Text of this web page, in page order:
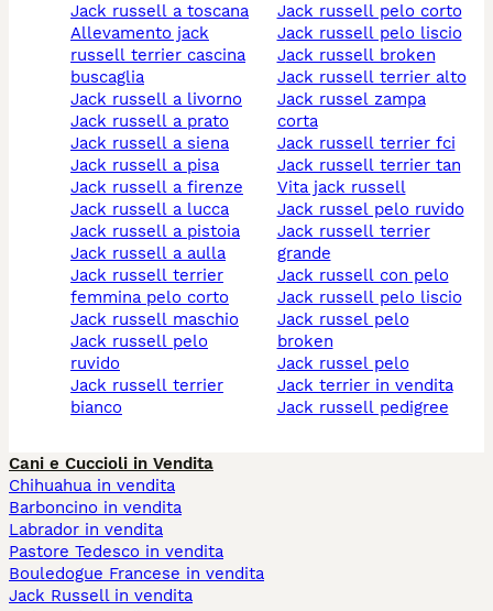
jack russell a toscana
allevamento jack
russell terrier cascina
buscaglia
jack russell a livorno
jack russell a prato
jack russell a siena
jack russell a pisa
jack russell a firenze
jack russell a lucca
jack russell a pistoia
jack russell a aulla
jack russell terrier
femmina pelo corto
jack russell maschio
jack russell pelo
ruvido
jack russell terrier
bianco
jack russell pelo corto
jack russell pelo liscio
jack russell broken
jack russell terrier alto
jack russel zampa
corta
jack russell terrier fci
jack russell terrier tan
vita jack russell
jack russel pelo ruvido
jack russell terrier
grande
jack russell con pelo
jack russell pelo liscio
jack russel pelo
broken
jack russel pelo
jack terrier in vendita
jack russell pedigree
Cani e Cuccioli in Vendita
Chihuahua in vendita
Barboncino in vendita
Labrador in vendita
Pastore Tedesco in vendita
Bouledogue Francese in vendita
Jack Russell in vendita